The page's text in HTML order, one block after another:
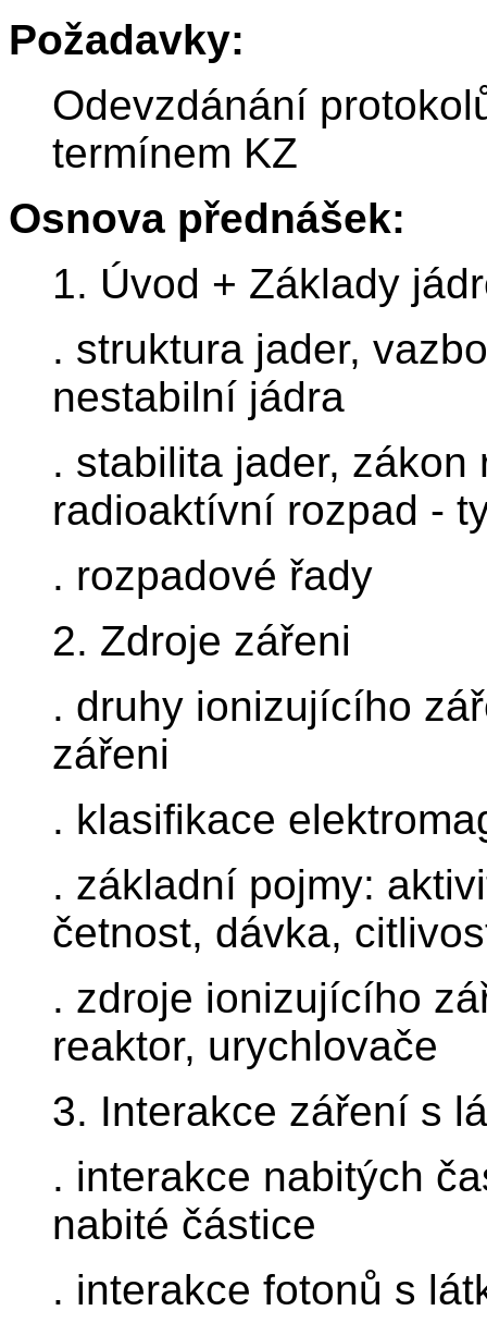
Požadavky:
Odevzdánání
termínem KZ
Osnova přednášek:
1. Úvod + Základy
. struktura jader,
nestabilní jádra
. stabilita jader,
radioaktívní rozpad -
. rozpadové řady
2. Zdroje zářeni
. druhy ionizujícího
zářeni
. klasifikace
. základní pojmy:
četnost, dávka,
. zdroje ionizujícího
reaktor, urychlovače
3. Interakce záření s
. interakce nabitých
nabité částice
. interakce fotonů s